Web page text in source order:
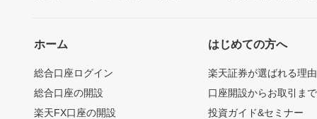
ホーム
総合口座ログイン
総合口座の開設
楽天FX口座の開設
はじめての方へ
楽天証券が選ばれる理由
口座開設からお取引ま
投資ガイド&セミナー